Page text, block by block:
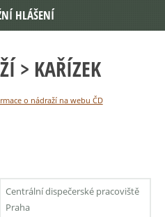
> KAŘÍZEK
o nádraží na webu ČD
Centrální dispečerské pracoviště
Praha
HLÁŠENÍ